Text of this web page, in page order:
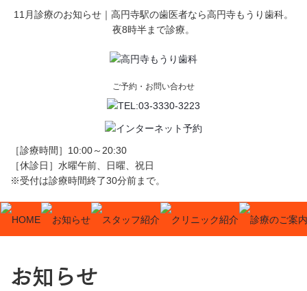
11月診療のお知らせ｜高円寺駅の歯医者なら高円寺もうり歯科。
夜8時半まで診療。
ご予約・お問い合わせ
［診療時間］10:00～20:30
［休診日］水曜午前、日曜、祝日
※受付は診療時間終了30分前まで。
お知らせ